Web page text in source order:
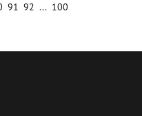
91 92 ... 100